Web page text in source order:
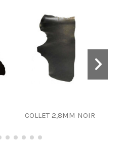
COLLET 2,8MM NOIR